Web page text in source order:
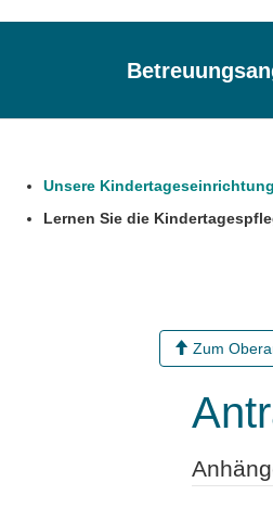
Unsere
Lernen Sie die
Zum